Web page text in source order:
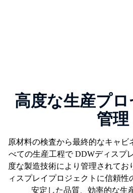
高度な生産プ
管理
原材料の検査から最終的なキャビ
べての生産工程でDDWディスプ
度な製造技術により管理されて
ィスプレイプロジェクトに信頼性
安定した品質、効率的な生